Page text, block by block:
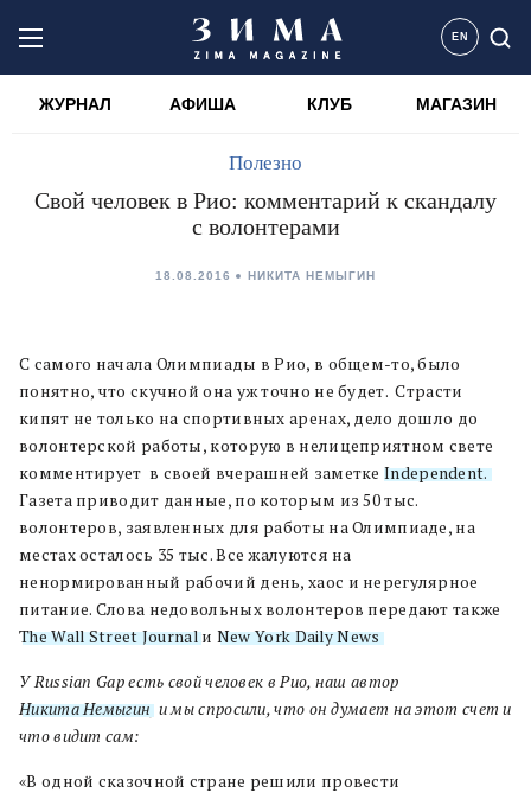
EN
ЖУРНАЛ АФИША КЛУБ МАГАЗИН
Полезно
Свой человек в Рио: комментарий к скандалу
с волонтерами
18.08.2016 НИКИТА НЕМЫГИН
С самого начала Олимпиады в Рио, в общем-то, было
понятно, что скучной она уж точно не будет. Страсти
кипят не только на спортивных аренах, дело дошло до
волонтерской работы, которую в нелицеприятном свете
комментирует в своей вчерашней заметке Independent.
Газета приводит данные, по которым из 50 тыс.
волонтеров, заявленных для работы на Олимпиаде, на
местах осталось 35 тыс. Все жалуются на
ненормированный рабочий день, хаос и нерегулярное
питание. Слова недовольных волонтеров передают также
The Wall Street Journalи New York Daily News.
У Russian Gap есть свой человек в Рио, наш автор
Никита Немыгин, и мы спросили, что он думает на этот счет и
что видит сам:
«В одной сказочной стране решили провести